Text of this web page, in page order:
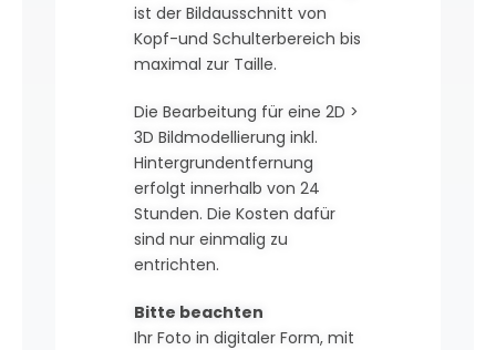
ist der Bildausschnitt von
Kopf-und Schulterbereich bis
maximal zur Taille.
Die Bearbeitung für eine 2D >
3D Bildmodellierung inkl.
Hintergrundentfernung
erfolgt innerhalb von 24
Stunden. Die Kosten dafür
sind nur einmalig zu
entrichten.
Bitte beachten
Ihr Foto in digitaler Form, mit